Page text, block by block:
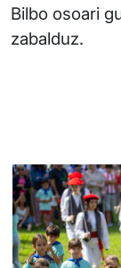
Bilbo osoari
zabalduz.